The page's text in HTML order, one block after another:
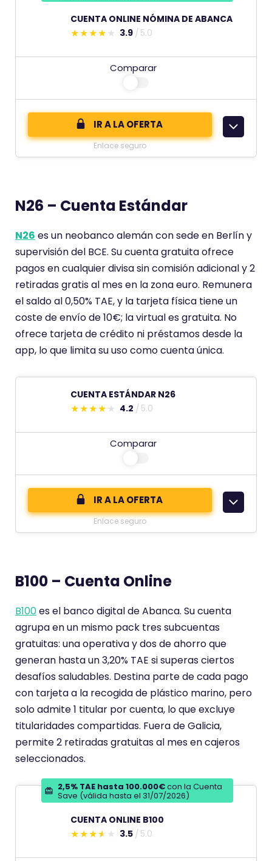
u
n
t
u
i
n
d
CUENTA ONLINE NÓMINA DE ABANCA
E
s
m
e
a
i
o
t
i
e
n
e
u
p
n
a
i
ó
e
3.9 5.0
Comparar
IR A LA OFERTA
Enlace seguro
N26 – Cuenta Estándar
N26 es un neobanco alemán con sede en Berlín y
supervisión del BCE. Su cuenta gratuita ofrece
pagos en cualquier divisa sin comisión adicional y 2
retiradas gratis al mes en la zona euro. Remunera
el saldo al 0,50% TAE, y la tarjeta física tiene un
coste de envío de 10€; la virtual es gratuita. No
ofrece tarjeta de crédito ni préstamos desde la
app, lo que limita su uso como cuenta única.
CUENTA ESTÁNDAR N26
E
s
m
e
a
i
o
t
i
e
n
e
u
n
a
p
u
t
u
4.2 5.0
Comparar
IR A LA OFERTA
Enlace seguro
B100 – Cuenta Online
B100es el banco digital de Abanca. Su cuenta
agrupa en un mismo pack tres subcuentas
gratuitas: una operativa y dos de ahorro que
generan hasta un 3,20% TAE si superas ciertos
desafíos saludables. Destina parte de cada pago
con tarjeta a la recogida de plástico marino, pero
solo admite 1 titular por cuenta, lo que excluye
titularidades compartidas. Fuera de Galicia,
permite 2 retiradas gratuitas al mes en cajeros
seleccionados.
2,5% TAE hasta 100.000€con la Cuenta
Save (válida hasta el 31/07/2026)
CUENTA ONLINE B100
E
s
3.5 5.0